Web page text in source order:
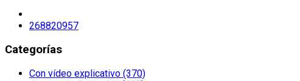
268820957
Categorías
Con vídeo explicativo (370)